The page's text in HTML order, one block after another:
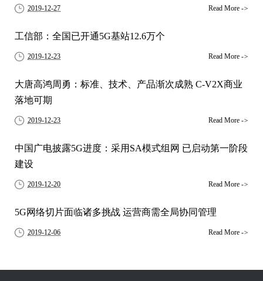
2019-12-27 Read More ->
工信部：全国已开通5G基站12.6万个
2019-12-23 Read More ->
大唐高鸿周勇：标准、技术、产品渐次成熟 C-V2X商业
落地可期
2019-12-23 Read More ->
中国广电披露5G进度：采用SA模式组网 已启动第一阶段
建设
2019-12-20 Read More ->
5G网络切片面临诸多挑战 运营商需全局协同管理
2019-12-06 Read More ->